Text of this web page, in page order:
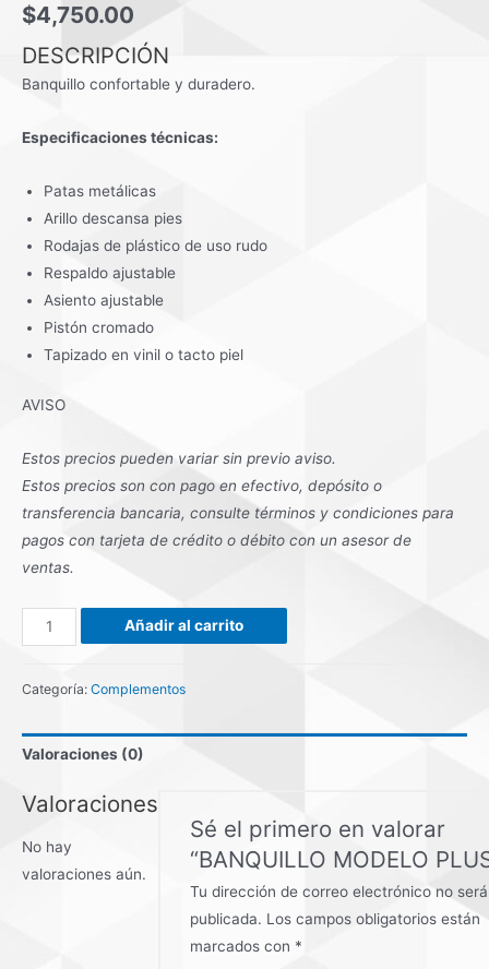
$4,750.00
DESCRIPCIÓN
Banquillo confortable y duradero.
Especificaciones técnicas:
Patas metálicas
Arillo descansa pies
Rodajas de plástico de uso rudo
Respaldo ajustable
Asiento ajustable
Pistón cromado
Tapizado en vinil o tacto piel
AVISO
Estos precios pueden variar sin previo aviso.
Estos precios son con pago en efectivo, depósito o
transferencia bancaria, consulte términos y condiciones para
pagos con tarjeta de crédito o débito con un asesor de
ventas.
BANQUILLO
MODELO
cantidad
Añadir al carrito
Categoría: Complementos
Valoraciones (0)
Valoraciones
No hay
valoraciones aún.
Sé el primero en valorar
“BANQUILLO MODELO
Tu dirección de correo electrónico no será
publicada. Los campos obligatorios están
marcados con *